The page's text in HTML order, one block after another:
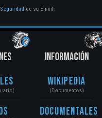
Seguridad de su Email.
INFORMACIÓN
Wikipedia
(Documentos)
Documentales